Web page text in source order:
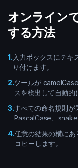
オンライン
する方法
1. 入力ボックスにテキ
り付けます。
2.ツールが
スを検出して自動的
3.すべての命名規則が
PascalCase、
4.任意の結果の横にあ
コピーします。